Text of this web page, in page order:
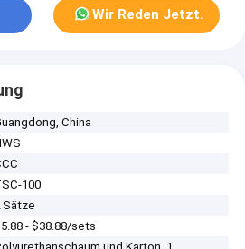
Wir Reden Jetzt.
China
100
Sätze
- $38.88/sets